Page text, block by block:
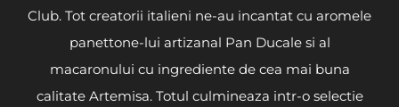
Club. Tot creatorii italieni ne-au incantat cu aromele
panettone-lui artizanal Pan Ducale si al
macaronului cu ingrediente de cea mai buna
calitate Artemisa. Totul culmineaza intr-o selectie